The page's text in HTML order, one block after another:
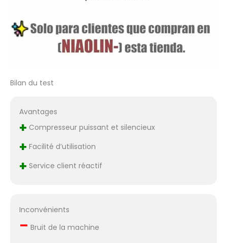
bruit. Le corps humain
se sent plus détendu et
confortable. Fonction
Récupération】 En
Bilan du test
Avantages
+ Compresseur puissant et silencieux
+ Facilité d’utilisation
+ Service client réactif
Inconvénients
– Bruit de la machine